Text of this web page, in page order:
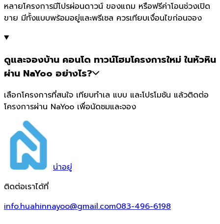
หลายโครงการมีโปรผ่อนดาวน์ ของแถม หรือฟรีค่าโอนช่วงเปิด
ขาย มีทั้งแบบพร้อมอยู่และพรีเซล ควรเทียบเงื่อนไขก่อนจอง
ดูและจองบ้าน คอนโด ทาวน์โฮมโครงการใหม่ ในหัวหิน
ผ่าน NaYoo อย่างไร?
เลือกโครงการที่สนใจ เทียบทำเล แบบ และโปรโมชัน แล้วติดต่อ
โครงการผ่าน NaYoo เพื่อนัดชมและจอง
น่าอยู่
ติดต่อเราได้ที่
info.huahinnayoo@gmail.com083-496-6198